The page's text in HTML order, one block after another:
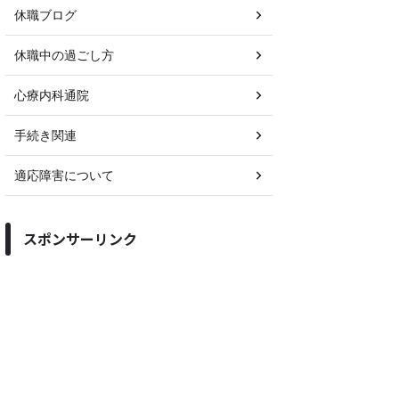
休職ブログ
休職中の過ごし方
心療内科通院
手続き関連
適応障害について
スポンサーリンク